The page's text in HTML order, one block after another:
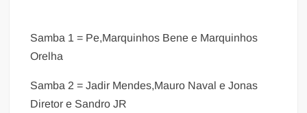
Samba 1 = Pe,Marquinhos Bene e Marquinhos
Orelha
Samba 2 = Jadir Mendes,Mauro Naval e Jonas
Diretor e Sandro JR